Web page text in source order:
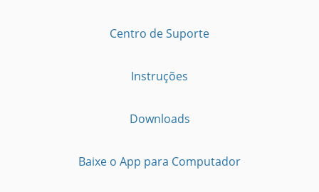
Centro de Suporte
Instruções
Downloads
Baixe o App para Computador